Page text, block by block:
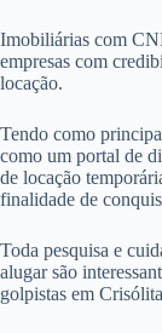
Imobiliárias com
empresas com
locação.
Tendo como
como um portal de
de locação
finalidade de
Toda pesquisa e
alugar são
golpistas em